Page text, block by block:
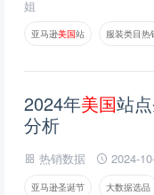
姐
亚马逊美国站 服装类目热
2024年美国站
分析
热销数据 2024-
亚马逊圣诞节 大数据选品